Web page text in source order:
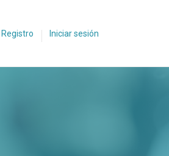
Registro Iniciar sesión